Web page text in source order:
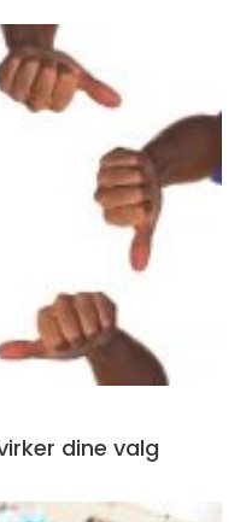
dine valg